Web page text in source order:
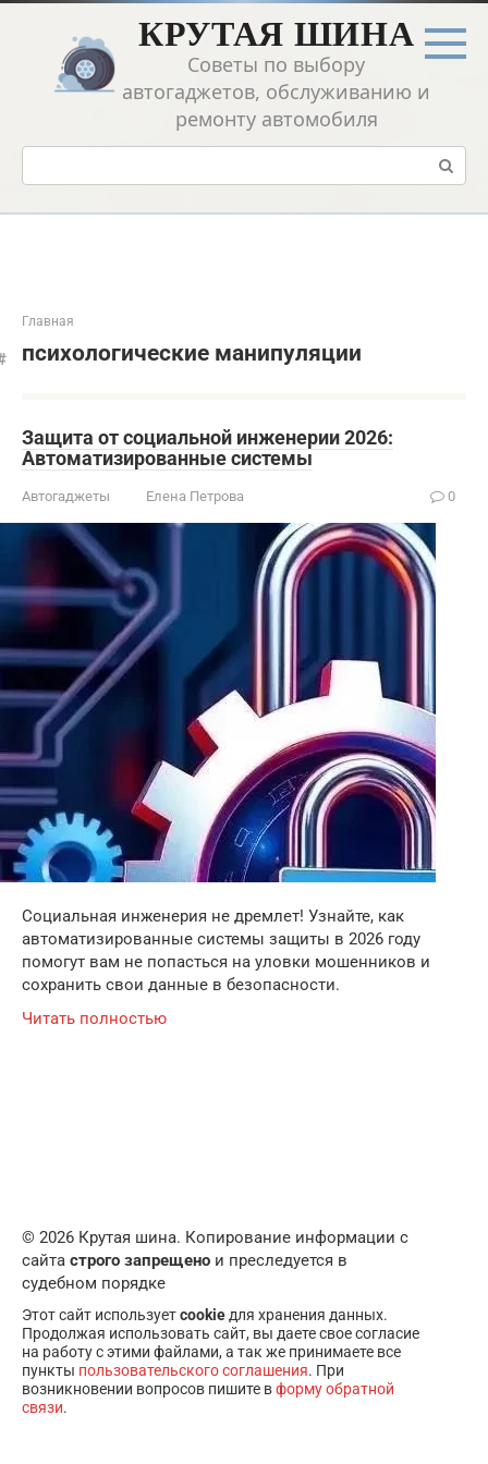
Перейти
контенту
КРУТАЯ ШИНА
Советы по выбору
автогаджетов, обслуживанию и
ремонту автомобиля
Поиск:
Главная
психологические манипуляции
Защита от социальной инженерии 2026:
Автоматизированные системы
Автогаджеты Елена Петрова 0
Социальная инженерия не дремлет! Узнайте, как
автоматизированные системы защиты в 2026 году
помогут вам не попасться на уловки мошенников и
сохранить свои данные в безопасности.
Читать полностью
© 2026 Крутая шина. Копирование информации с
сайта строго запрещено и преследуется в
судебном порядке
Этот сайт используетcookie для хранения данных.
Продолжая использовать сайт, вы даете свое согласие
на работу с этими файлами, а так же принимаете все
пункты пользовательского соглашения. При
возникновении вопросов пишите вформу обратной
связи.